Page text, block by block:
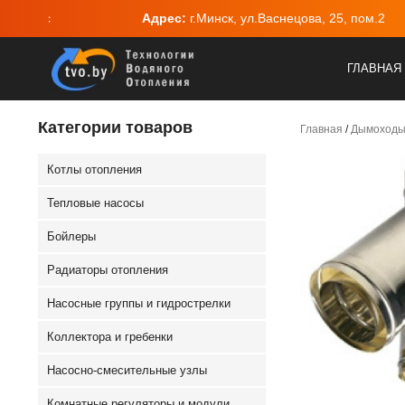
Адрес:г.Минск, ул.Васнецова, 25, пом.2
ГЛАВНАЯ
Главная /Дымоходы
Категории товаров
Котлы отопления
Тепловые насосы
Бойлеры
Радиаторы отопления
Насосные группы и гидрострелки
Коллектора и гребенки
Насосно-смесительные узлы